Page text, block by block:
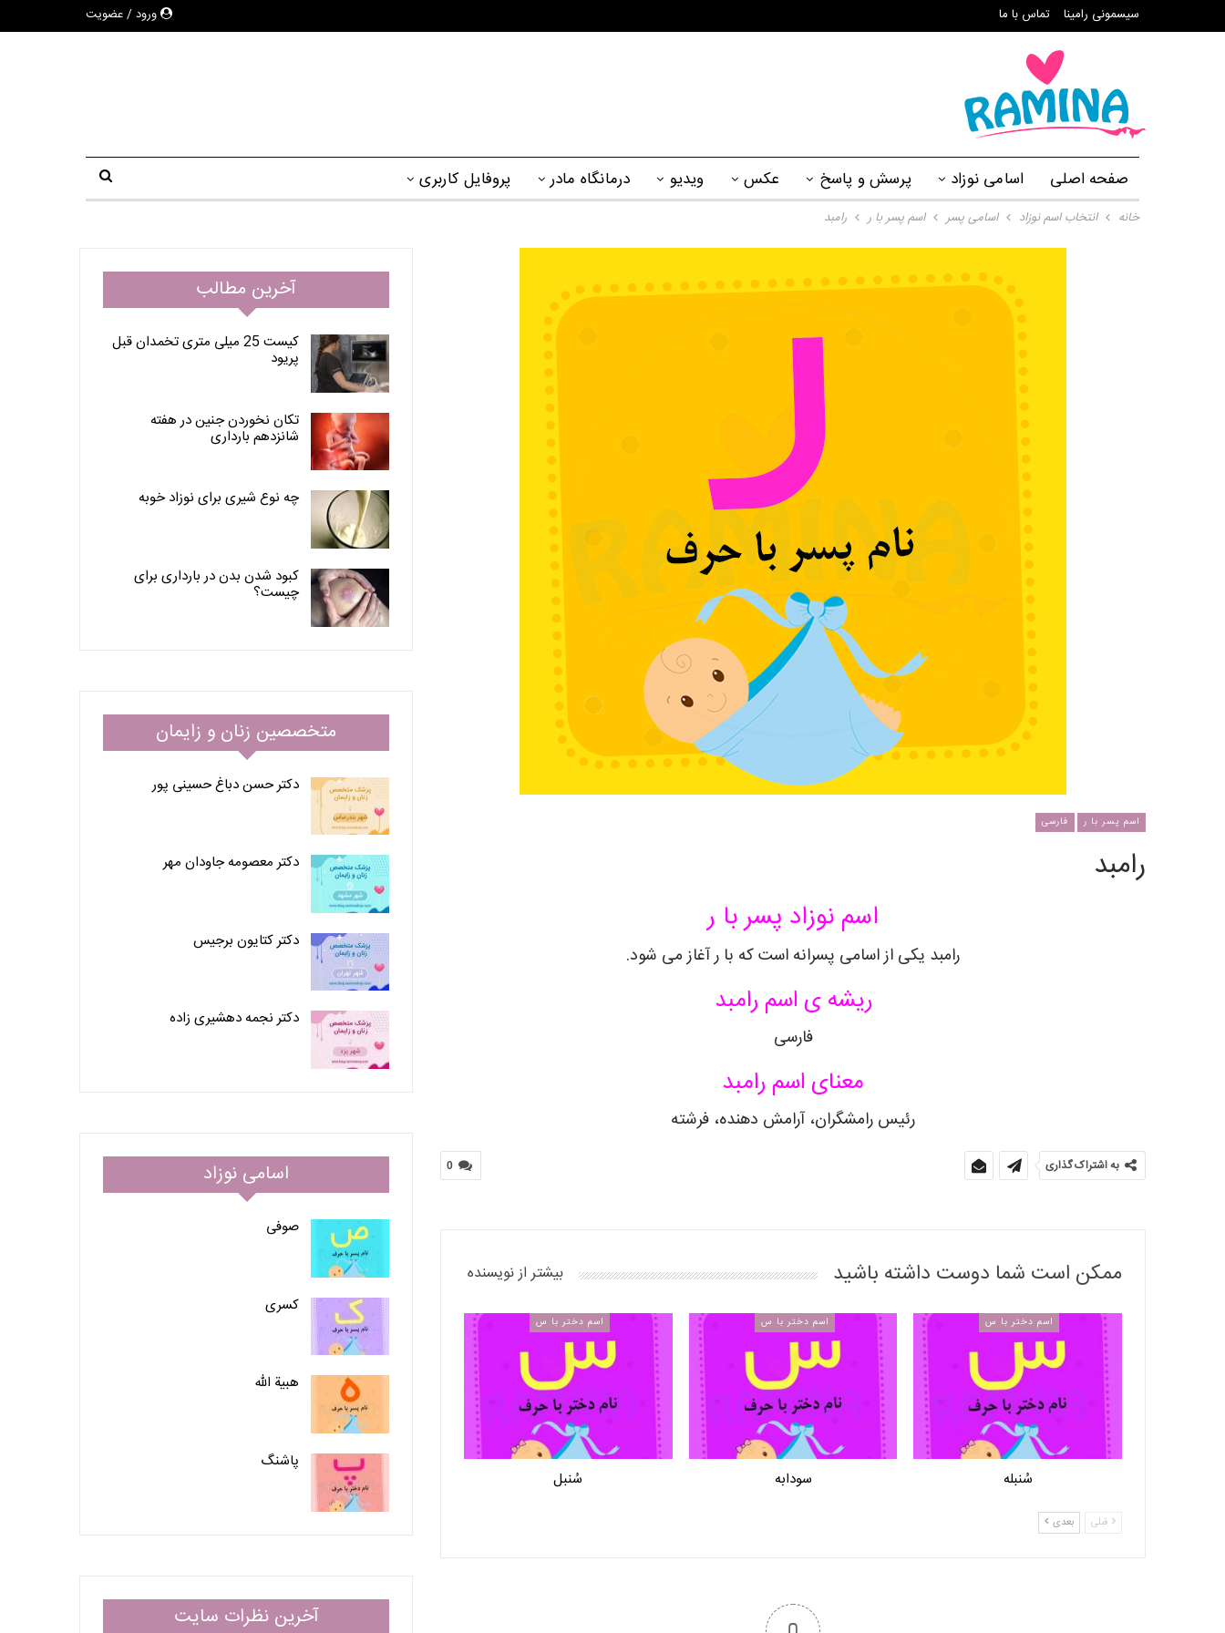
ورود / عضویت سیسمونی رامینا تماس با ما
صفحه اصلی اسامی نوزاد پرسش و پاسخ عکس ویدیو درمانگاه مادر پروفایل کاربری
خانه انتخاب اسم نوزاد اسامی پسر اسم پسر با ر رامبد
اسم پسر با ر فارسی
رامبد
اسم نوزاد پسر با ر
رامبد یکی از اسامی پسرانه است که با ر آغاز می شود.
ریشه ی اسم رامبد
فارسی
معنای اسم رامبد
رئیس رامشگران، آرامش دهنده، فرشته
0 به اشتراک گذاری
ممکن است شما دوست داشته باشید بیشتر از نویسنده
اسم دختر با س
سُنبله
اسم دختر با س
سودابه
اسم دختر با س
سُنبل
قبلی بعدی
آخرین مطالب
کیست 25 میلی متری تخمدان قبل
پریود
تکان نخوردن جنین در هفته
شانزدهم بارداری
چه نوع شیری برای نوزاد خوبه
کبود شدن بدن در بارداری برای
چیست؟
متخصصین زنان و زایمان
دکتر حسن دباغ حسینی پور
دکتر معصومه جاودان مهر
دکتر کتایون برجیس
دکتر نجمه دهشیری زاده
اسامی نوزاد
صوفی
کسری
هبیة الله
پاشنگ
آخرین نظرات سایت